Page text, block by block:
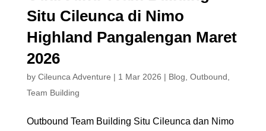
Situ Cileunca di Nimo
Highland Pangalengan Maret
2026
by Cileunca Adventure | 1 Mar 2026 | Blog Outbound
Team Building
Outbound Team Building Situ Cileunca dan Nimo